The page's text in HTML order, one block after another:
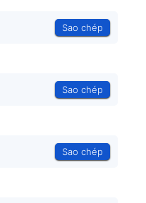
Sao chép
Sao chép
Sao chép